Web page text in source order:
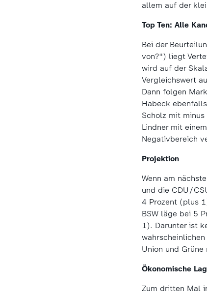
allem auf der
Top Ten: Alle
Bei der
von?") liegt
wird auf der
Vergleichswert
Dann folgen
Habeck
Scholz mit
Lindner mit
Negativbereich
Projektion
Wenn am
und die CDU/
4 Prozent (plus
BSW läge bei 5
1). Darunter ist
Union und Grüne
Ökonomische
Zum dritten Mal